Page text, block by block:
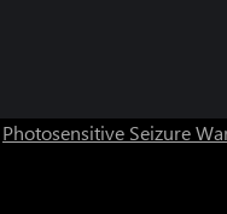
Photosensitive Seizure